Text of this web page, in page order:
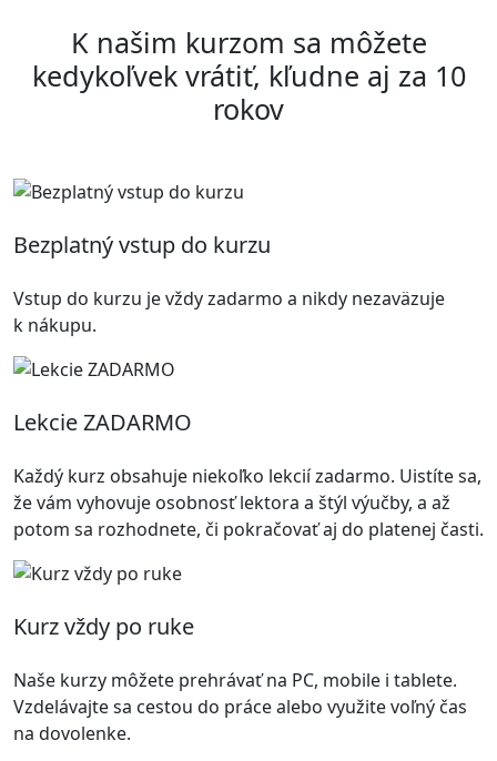
K našim kurzom sa môžete
kedykoľvek vrátiť, kľudne aj za 10
rokov
Bezplatný vstup do kurzu
Vstup do kurzu je vždy zadarmo a nikdy nezaväzuje
k nákupu.
Lekcie ZADARMO
Každý kurz obsahuje niekoľko lekcií zadarmo. Uistíte sa,
že vám vyhovuje osobnosť lektora a štýl výučby, a až
potom sa rozhodnete, či pokračovať aj do platenej časti.
Kurz vždy po ruke
Naše kurzy môžete prehrávať na PC, mobile i tablete.
Vzdelávajte sa cestou do práce alebo využite voľný čas
na dovolenke.